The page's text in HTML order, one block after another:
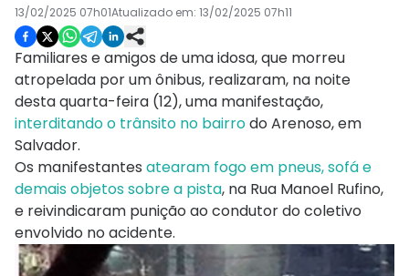
13/02/2025 07h01Atualizado em: 13/02/2025 07h11
Familiares e amigos de uma idosa, que morreu
atropelada por um ônibus, realizaram, na noite
desta quarta-feira (12), uma manifestação,
interditando o trânsito no bairrodo Arenoso, em
Salvador.
Os manifestantes atearam fogo em pneus, sofá e
demais objetos sobre a pista, na Rua Manoel Rufino,
e reivindicaram punição ao condutor do coletivo
envolvido no acidente.